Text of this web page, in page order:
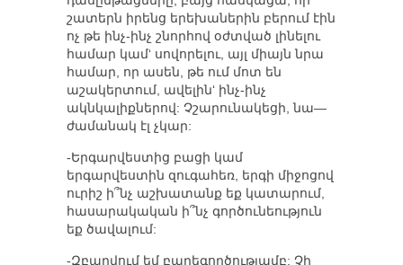
շատերն իրենց երեխաներին բերում էին
ոչ թե ինչ-ինչ շնորհով օժտված լինելու
համար կամ‘ սովորելու, այլ միայն նրա
համար, որ ասեն, թե ում մոտ են
աշակերտում, ավելին‘ ինչ-ինչ
ակնկալիքներով: Չշարունակեցի, նա—
ժամանակ էլ չկար:
-Երգարվեստից բացի կամ
երգարվեստին զուգահեռ, երգի միջոցով
ուրիշ ի՞նչ աշխատանք եք կատարում,
հասարակական ի՞նչ գործունեություն
եք ծավալում:
-Զբաղվում եմ բարեգործությամբ: Չի